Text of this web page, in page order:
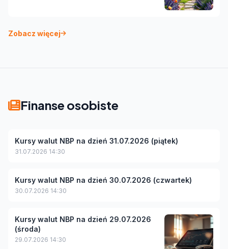
Zobacz więcej
Finanse osobiste
Kursy walut NBP na dzień 31.07.2026 (piątek)
31.07.2026 14:30
Kursy walut NBP na dzień 30.07.2026 (czwartek)
30.07.2026 14:30
Kursy walut NBP na dzień 29.07.2026
(środa)
29.07.2026 14:30